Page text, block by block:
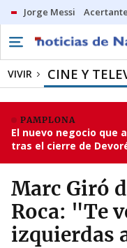
Jorge Messi
VIVIR CINE Y
PAMPLONA
El nuevo negocio que
tras el cierre de
Marc Giró
Roca: "Te
izquierdas